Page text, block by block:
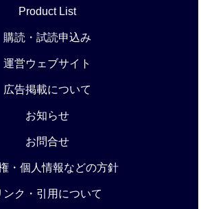
Product List
購読・試読申込み
運営ウェブサイト
広告掲載について
お知らせ
お問合せ
・個人情報などの方針
ンク・引用について